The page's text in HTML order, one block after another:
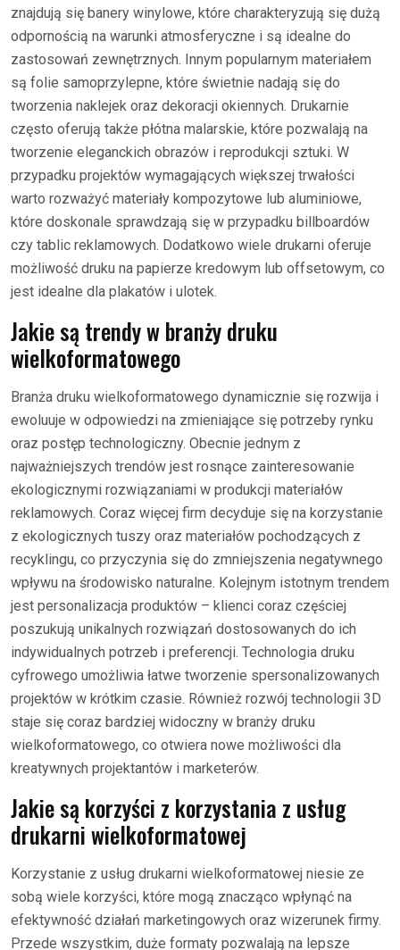
znajdują się banery winylowe, które charakteryzują się dużą
odpornością na warunki atmosferyczne i są idealne do
zastosowań zewnętrznych. Innym popularnym materiałem
są folie samoprzylepne, które świetnie nadają się do
tworzenia naklejek oraz dekoracji okiennych. Drukarnie
często oferują także płótna malarskie, które pozwalają na
tworzenie eleganckich obrazów i reprodukcji sztuki. W
przypadku projektów wymagających większej trwałości
warto rozważyć materiały kompozytowe lub aluminiowe,
które doskonale sprawdzają się w przypadku billboardów
czy tablic reklamowych. Dodatkowo wiele drukarni oferuje
możliwość druku na papierze kredowym lub offsetowym, co
jest idealne dla plakatów i ulotek.
Jakie są trendy w branży druku
wielkoformatowego
Branża druku wielkoformatowego dynamicznie się rozwija i
ewoluuje w odpowiedzi na zmieniające się potrzeby rynku
oraz postęp technologiczny. Obecnie jednym z
najważniejszych trendów jest rosnące zainteresowanie
ekologicznymi rozwiązaniami w produkcji materiałów
reklamowych. Coraz więcej firm decyduje się na korzystanie
z ekologicznych tuszy oraz materiałów pochodzących z
recyklingu, co przyczynia się do zmniejszenia negatywnego
wpływu na środowisko naturalne. Kolejnym istotnym trendem
jest personalizacja produktów – klienci coraz częściej
poszukują unikalnych rozwiązań dostosowanych do ich
indywidualnych potrzeb i preferencji. Technologia druku
cyfrowego umożliwia łatwe tworzenie spersonalizowanych
projektów w krótkim czasie. Również rozwój technologii 3D
staje się coraz bardziej widoczny w branży druku
wielkoformatowego, co otwiera nowe możliwości dla
kreatywnych projektantów i marketerów.
Jakie są korzyści z korzystania z usług
drukarni wielkoformatowej
Korzystanie z usług drukarni wielkoformatowej niesie ze
sobą wiele korzyści, które mogą znacząco wpłynąć na
efektywność działań marketingowych oraz wizerunek firmy.
Przede wszystkim, duże formaty pozwalają na lepsze